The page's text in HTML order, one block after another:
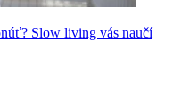
Slow living vás naučí